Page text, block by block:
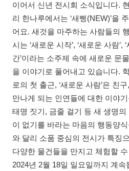
이어서 신년 전시회 소식입니다.
리 한나루에서는 ‘새삥(NEW)’을
어요. 새것을 마주하는 사람들의
시는 ‘새로운 시작’, ‘새로운 사람’,
간’이라는 소주제 속에 새로운 문
을 이야기로 풀어내고 있습니다.
로의 첫 출근, ‘새로운 사람’은 친
만나게 되는 인연들에 대한 이야기
태명 짓기, 금줄 걸기 등 새 생명
이 없기를 바라는 마음의 행동양
와 달리 소품 중심의 전시가 특징
다양한 물건들을 만지고 체험할
2024년 2월 18일 일요일까지 계속